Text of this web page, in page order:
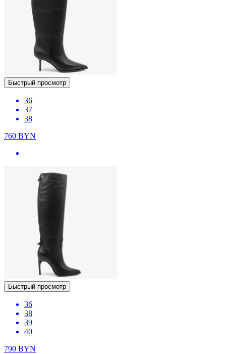
Быстрый просмотр
36
37
38
760 BYN
Быстрый просмотр
36
38
39
40
790 BYN